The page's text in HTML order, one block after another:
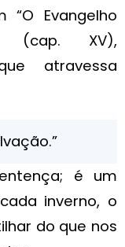
Evangelho
(cap. XV),
atravessa
é um
inverno, o
do que nos